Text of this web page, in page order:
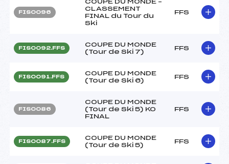
FIS0096
COUPE DU MONDE –
CLASSEMENT
FINAL du Tour du
Ski
FFS
FIS0092.FFS
COUPE DU MONDE
(Tour de Ski 7)
FFS
FIS0091.FFS
COUPE DU MONDE
(Tour de Ski 6)
FFS
FIS0086
COUPE DU MONDE
(Tour de Ski 5) KO
FINAL
FFS
FIS0087.FFS
COUPE DU MONDE
(Tour de Ski 5)
FFS